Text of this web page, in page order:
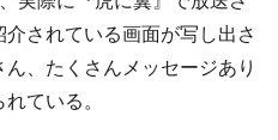
されている画面が写し出さ
、たくさんメッセージあり
ている。